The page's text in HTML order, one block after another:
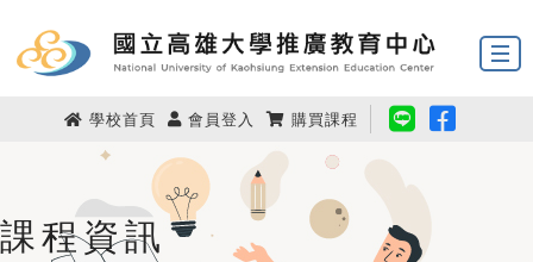
學校首頁 會員登入 購買課程
課程資訊